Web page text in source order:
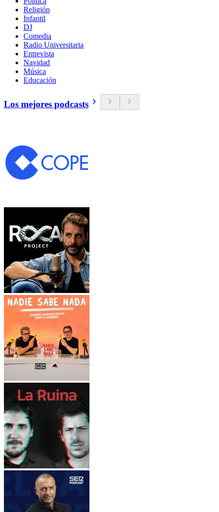
Religión
Infantil
DJ
Comedia
Radio Universitaria
Entrevista
Navidad
Música
Educación
Los mejores podcasts